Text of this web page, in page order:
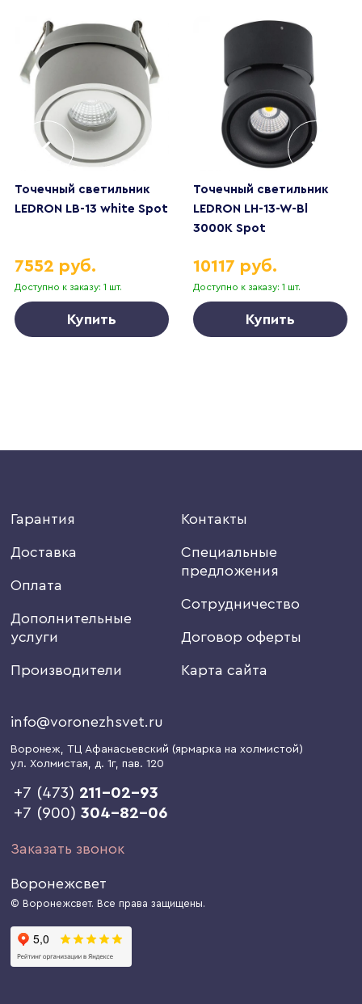
Точечный светильник
LEDRON LB-13 white Spot
Доступно к заказу: 1 шт.
7552 руб.
Купить
Точечный светильник
LEDRON LH-13-W-Bl
3000K Spot
Доступно к заказу: 1 шт.
10117 руб.
Купить
Гарантия
Доставка
Оплата
Дополнительные
услуги
Производители
Контакты
Специальные
предложения
Сотрудничество
Договор оферты
Карта сайта
info@voronezhsvet.ru
Воронеж, ТЦ Афанасьевский (ярмарка на холмистой)
ул. Холмистая, д. 1г, пав. 120
+7 (473) 211-02-93
+7 (900)304-82-06
Заказать звонок
Воронежсвет
© Воронежсвет. Все права защищены.